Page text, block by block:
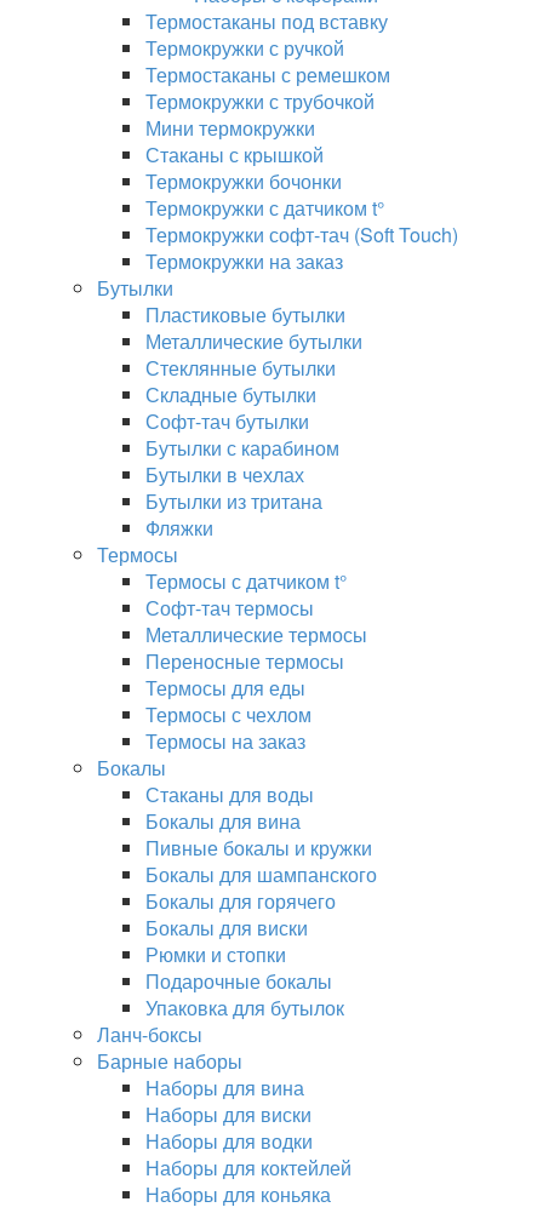
Термостаканы под вставку
Термокружки с ручкой
Термостаканы с ремешком
Термокружки с трубочкой
Мини термокружки
Стаканы с крышкой
Термокружки бочонки
Термокружки с датчиком t°
Термокружки софт-тач (Soft Touch)
Термокружки на заказ
Бутылки
Пластиковые бутылки
Металлические бутылки
Стеклянные бутылки
Складные бутылки
Софт-тач бутылки
Бутылки с карабином
Бутылки в чехлах
Бутылки из тритана
Фляжки
Термосы
Термосы с датчиком t°
Софт-тач термосы
Металлические термосы
Переносные термосы
Термосы для еды
Термосы с чехлом
Термосы на заказ
Бокалы
Стаканы для воды
Бокалы для вина
Пивные бокалы и кружки
Бокалы для шампанского
Бокалы для горячего
Бокалы для виски
Рюмки и стопки
Подарочные бокалы
Упаковка для бутылок
Ланч-боксы
Барные наборы
Наборы для вина
Наборы для виски
Наборы для водки
Наборы для коктейлей
Наборы для коньяка